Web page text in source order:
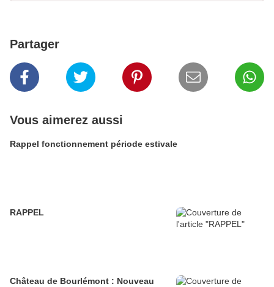
Partager
Vous aimerez aussi
Rappel fonctionnement période estivale
RAPPEL
Château de Bourlémont : Nouveau